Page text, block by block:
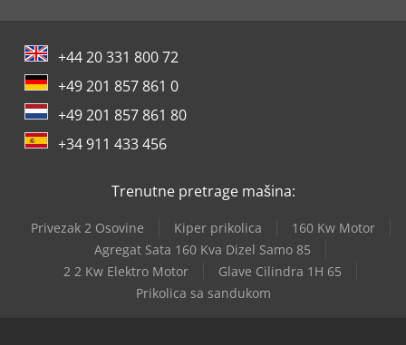
+44 20 331 800 72
+49 201 857 861 0
+49 201 857 861 80
+34 911 433 456
Trenutne pretrage mašina:
Privezak 2 Osovine Kiper prikolica
160 Kw Motor
Agregat Sata 160 Kva Dizel Samo 85
2 2 Kw Elektro Motor
Glave Cilindra 1H 65
Prikolica sa sandukom